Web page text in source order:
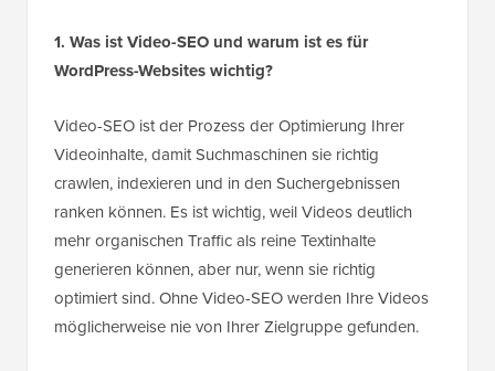
1. Was ist Video-SEO und warum ist es für
WordPress-Websites wichtig?
Video-SEO ist der Prozess der Optimierung Ihrer
Videoinhalte, damit Suchmaschinen sie richtig
crawlen, indexieren und in den Suchergebnissen
ranken können. Es ist wichtig, weil Videos deutlich
mehr organischen Traffic als reine Textinhalte
generieren können, aber nur, wenn sie richtig
optimiert sind. Ohne Video-SEO werden Ihre Videos
möglicherweise nie von Ihrer Zielgruppe gefunden.